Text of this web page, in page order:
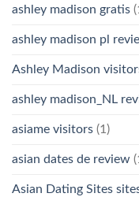
ashley madison gratis
ashley madison pl
Ashley Madison
ashley madison_NL
asiame visitors (1)
asian dates de review
Asian Dating Sites